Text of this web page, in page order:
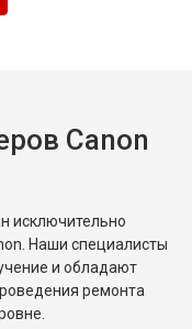
Canon
исключительно
Наши специалисты
и обладают
ремонта